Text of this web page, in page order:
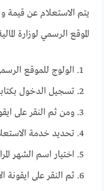
يتم الاستعلام عن
الموقع الرسمي لوزارة
الولوج للموقع
تسجيل الدخول
ومن ثم النقر على
تحديد خدمة
اختيار اسم الشهر
ثم النقر على ايقونة